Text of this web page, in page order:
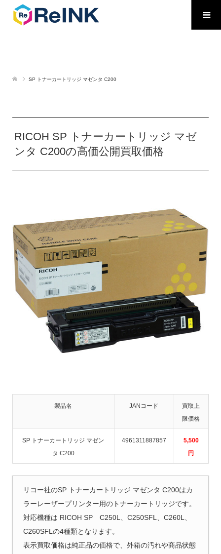
SP トナーカートリッジ マゼンタ C200
RICOH SP トナーカートリッジ マゼ
ンタ C200の高価公開買取価格
製品名 JANコード
買取上
限価格
SP トナーカートリッジ マゼン
タ C200
4961311887857
5,500
円
リコー社のSP トナーカートリッジ マゼンタ C200はカ
ラーレーザープリンター用のトナーカートリッジです。
対応機種は RICOH SP C250L、C250SFL、C260L、
C260SFLの4種類となります。
表示買取価格は純正品の価格で、外箱の汚れや商品状態